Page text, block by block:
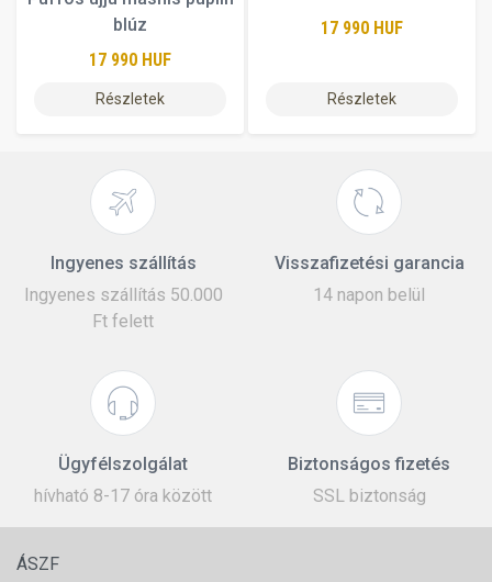
blúz
17 990 HUF
Részletek
17 990 HUF
Részletek
Ingyenes szállítás
Ingyenes szállítás 50.000
Ft felett
Visszafizetési garancia
14 napon belül
Ügyfélszolgálat
hívható 8-17 óra között
Biztonságos fizetés
SSL biztonság
ÁSZF